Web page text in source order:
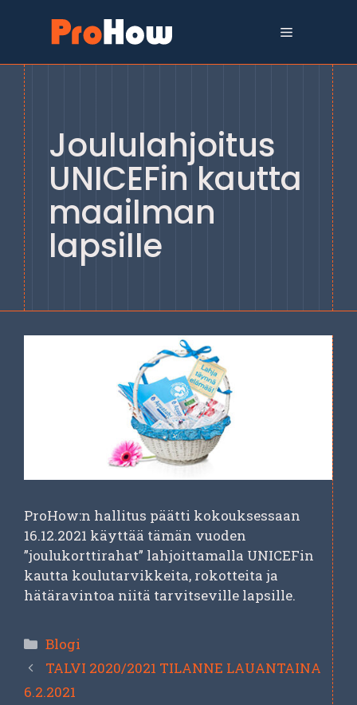
sisältöön
Valikko
Joululahjoitus
UNICEFin kautta
maailman
lapsille
ProHow:n hallitus päätti kokouksessaan
16.12.2021 käyttää tämän vuoden
”joulukorttirahat” lahjoittamalla UNICEFin
kautta koulutarvikkeita, rokotteita ja
hätäravintoa niitä tarvitseville lapsille.
Kategoriat
Blogi
TALVI 2020/2021 TILANNE LAUANTAINA
6.2.2021